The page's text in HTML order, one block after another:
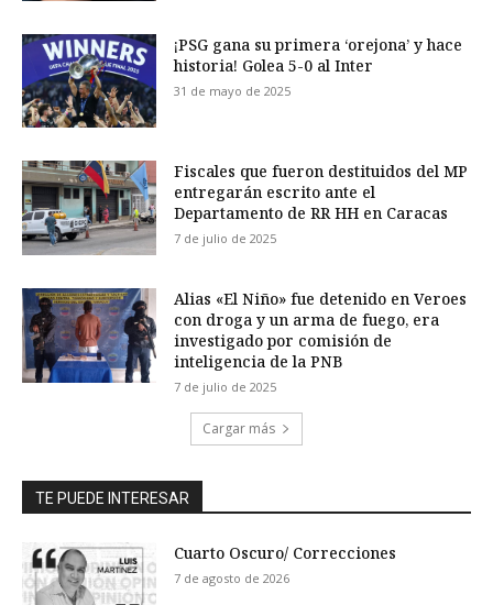
¡PSG gana su primera ‘orejona’ y hace
historia! Golea 5-0 al Inter
31 de mayo de 2025
Fiscales que fueron destituidos del MP
entregarán escrito ante el
Departamento de RR HH en Caracas
7 de julio de 2025
Alias «El Niño» fue detenido en Veroes
con droga y un arma de fuego, era
investigado por comisión de
inteligencia de la PNB
7 de julio de 2025
Cargar más
TE PUEDE INTERESAR
Cuarto Oscuro/ Correcciones
7 de agosto de 2026